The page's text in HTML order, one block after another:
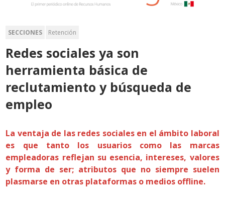
SECCIONES Retención
Redes sociales ya son
herramienta básica de
reclutamiento y búsqueda de
empleo
La ventaja de las redes sociales en el ámbito laboral
es que tanto los usuarios como las marcas
empleadoras reflejan su esencia, intereses, valores
y forma de ser; atributos que no siempre suelen
plasmarse en otras plataformas o medios offline.